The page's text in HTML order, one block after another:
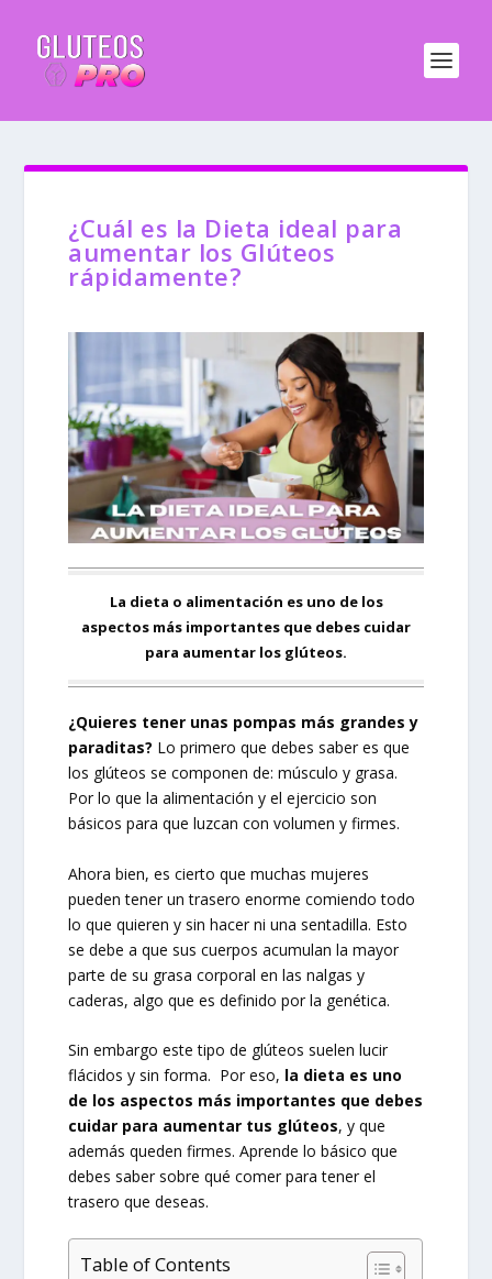
¿Cuál es la Dieta ideal para
aumentar los Glúteos
rápidamente?
La dieta o alimentación es uno de los
aspectos más importantes que debes cuidar
para aumentar los glúteos.
¿Quieres tener unas pompas más grandes y
paraditas? Lo primero que debes saber es que
los glúteos se componen de: músculo y grasa.
Por lo que la alimentación y el ejercicio son
básicos para que luzcan con volumen y firmes.
Ahora bien, es cierto que muchas mujeres
pueden tener un trasero enorme comiendo todo
lo que quieren y sin hacer ni una sentadilla. Esto
se debe a que sus cuerpos acumulan la mayor
parte de su grasa corporal en las nalgas y
caderas, algo que es definido por la genética.
Sin embargo este tipo de glúteos suelen lucir
flácidos y sin forma. Por eso, la dieta es uno
de los aspectos más importantes que debes
cuidar para aumentar tus glúteos, y que
además queden firmes. Aprende lo básico que
debes saber sobre qué comer para tener el
trasero que deseas.
Table of Contents